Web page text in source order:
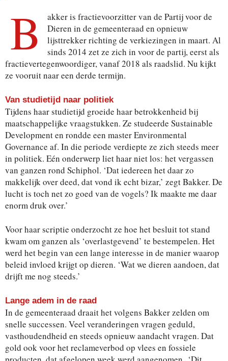
B
akker is fractievoorzitter van de Partij voor de
Dieren in de gemeenteraad en opnieuw
lijsttrekker richting de verkiezingen in maart. Al
sinds 2014 zet ze zich in voor de partij, eerst als
fractievertegenwoordiger, vanaf 2018 als raadslid. Nu kijkt
ze vooruit naar een derde termijn.
Van studietijd naar politiek
Tijdens haar studietijd groeide haar betrokkenheid bij
maatschappelijke vraagstukken. Ze studeerde Sustainable
Development en rondde een master Environmental
Governance af. In die periode verdiepte ze zich steeds meer
in politiek. Eén onderwerp liet haar niet los: het vergassen
van ganzen rond Schiphol. ‘Dat iedereen het daar zo
makkelijk over deed, dat vond ik echt bizar,’ zegt Bakker. De
lucht is toch net zo goed van de vogels? Ik maakte me daar
enorm druk over.’
Voor haar scriptie onderzocht ze hoe het besluit tot stand
kwam om ganzen als ‘overlastgevend’ te bestempelen. Het
werd het begin van een lange interesse in de manier waarop
beleid invloed krijgt op dieren. ‘Wat we dieren aandoen, dat
drijft me nog steeds.’
Lange adem in de raad
In de gemeenteraad draait het volgens Bakker zelden om
snelle successen. Veel veranderingen vragen geduld,
vasthoudendheid en steeds opnieuw aandacht vragen. Dat
gold ook voor het reclameverbod op vlees en fossiele